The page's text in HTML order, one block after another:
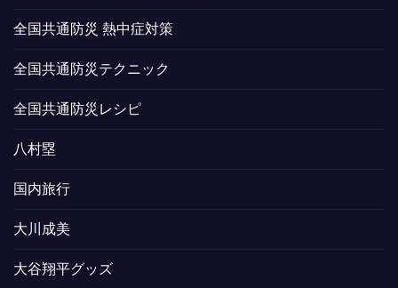
全国共通防災 熱中症対策
全国共通防災テクニック
全国共通防災レシピ
八村塁
国内旅行
大川成美
大谷翔平グッズ